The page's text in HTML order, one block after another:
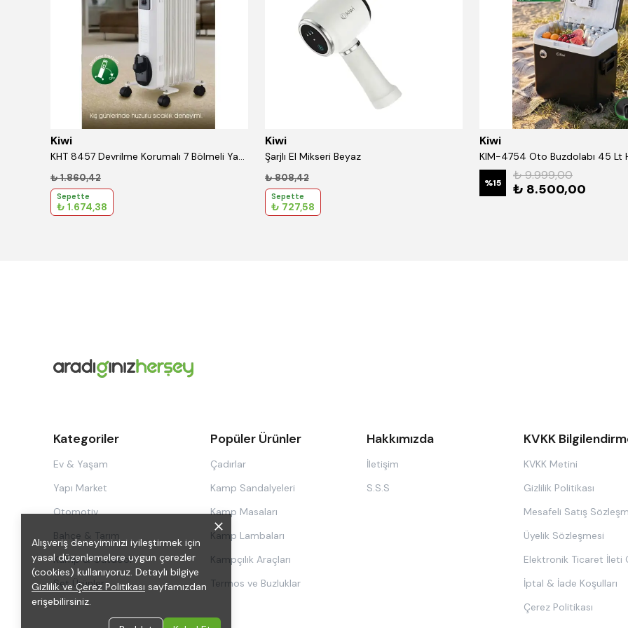
Alışveriş deneyiminizi iyileştirmek için
yasal düzenlemelere uygun çerezler
(cookies) kullanıyoruz. Detaylı bilgiye
Gizlilik ve Çerez Politikası sayfamızdan
erişebilirsiniz.
Kiwi
KHT 8457 Devrilme Korumalı 7 Bölmeli Yağlı Radyatör Beyaz
₺ 1.860,42
Sepette
₺ 1.674,38
Kiwi
Şarjlı El Mikseri Beyaz
₺ 808,42
Sepette
₺ 727,58
Kiwi
%15
₺ 9.999,00
₺ 8.500,00
Kategoriler
Ev & Yaşam
Yapı Market
Otomotiv
Bahçe & Tarım
Kamp & Outdoor
Set Ürünler
Popüler Ürünler
Çadırlar
Kamp Sandalyeleri
Kamp Masaları
Kamp Lambaları
Kampçılık Araçları
Termos ve Buzluklar
Hakkımızda
İletişim
S.S.S
KVKK
KVKK Metini
Gizlilik Politikası
Mesafeli Satış
Üyelik Sözleşmesi
Elektronik Ticaret İleti
İptal & İade Koşulları
Çerez Politikası